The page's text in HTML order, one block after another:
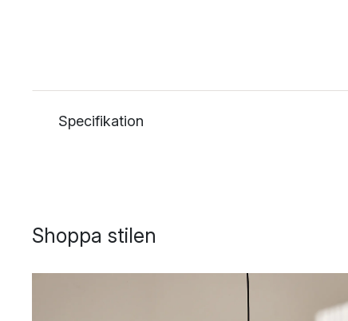
Specifikation
Shoppa stilen